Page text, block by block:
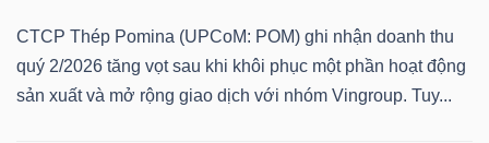
CTCP Thép Pomina (UPCoM: POM) ghi nhận doanh thu
quý 2/2026 tăng vọt sau khi khôi phục một phần hoạt động
sản xuất và mở rộng giao dịch với nhóm Vingroup. Tuy...